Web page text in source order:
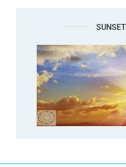
SUNSET